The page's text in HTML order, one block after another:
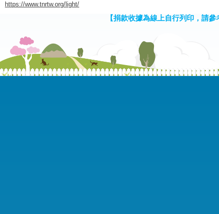
https://www.tnrtw.org/light/
【捐款收據為線上自行列印，請參